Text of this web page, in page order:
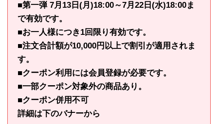
■第一弾 7月13日(月)18:00～7月22日(水)18:00ま
で有効です。
■お一人様につき1回限り有効です。
■注文合計額が10,000円以上で割引が適用されま
す。
■クーポン利用には会員登録が必要です。
■一部クーポン対象外の商品あり。
■クーポン併用不可
詳細は下のバナーから